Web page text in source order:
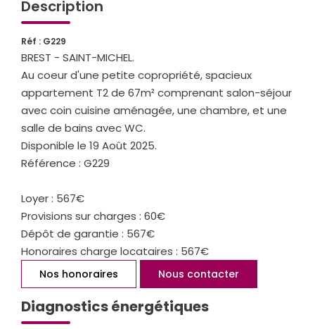
CONTACT
Description
Réf : G229
BREST - SAINT-MICHEL.
Au coeur d'une petite copropriété, spacieux
appartement T2 de 67m² comprenant salon-séjour
avec coin cuisine aménagée, une chambre, et une
salle de bains avec WC.
Disponible le 19 Août 2025.
Référence : G229
Loyer : 567€
Provisions sur charges : 60€
Dépôt de garantie : 567€
Honoraires charge locataires : 567€
Nos honoraires Nous contacter
Diagnostics énergétiques